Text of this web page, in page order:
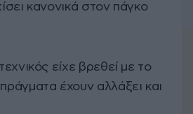
κανονικά στον πάγκο
είχε βρεθεί με το
έχουν αλλάξει και